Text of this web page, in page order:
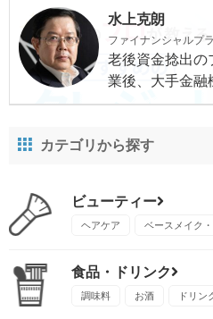
水上克朗
ファイナンシャルプ
老後資金捻出の
業後、大手金融
カテゴリから探す
ビューティー
ヘアケア ベースメイク
食品・ドリンク
調味料 お酒 ドリン